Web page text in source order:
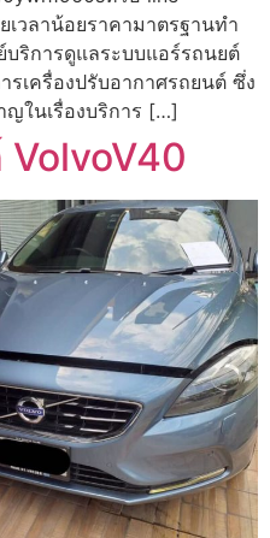
เวลาน้อยราคามาตรฐานทำ
บริการดูแลระบบแอร์รถนยต์
รเครื่องปรับอากาศรถยนต์ ซึ่ง
ญในเรื่องบริการ […]